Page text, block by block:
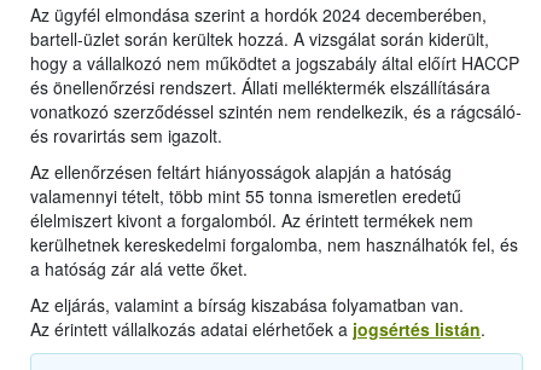
Az ügyfél elmondása szerint a hordók 2024 decemberében,
bartell-üzlet során kerültek hozzá. A vizsgálat során kiderült,
hogy a vállalkozó nem működtet a jogszabály által előírt HACCP
és önellenőrzési rendszert. Állati melléktermék elszállítására
vonatkozó szerződéssel szintén nem rendelkezik, és a rágcsáló-
és rovarirtás sem igazolt.
Az ellenőrzésen feltárt hiányosságok alapján a hatóság
valamennyi tételt, több mint 55 tonna ismeretlen eredetű
élelmiszert kivont a forgalomból. Az érintett termékek nem
kerülhetnek kereskedelmi forgalomba, nem használhatók fel, és
a hatóság zár alá vette őket.
Az eljárás, valamint a bírság kiszabása folyamatban van.
Az érintett vállalkozás adatai elérhetőek a jogsértés listán.